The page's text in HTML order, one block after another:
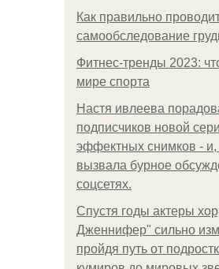
Как правильно
самообследование
Фитнес-тренды 2023:
мире спорта
Настя ивлеева
подписчиков новой
эффектных снимков - и,
вызвала бурное
соцсетях.
Спустя годы актеры
Дженнифер" сильно
пройдя путь от